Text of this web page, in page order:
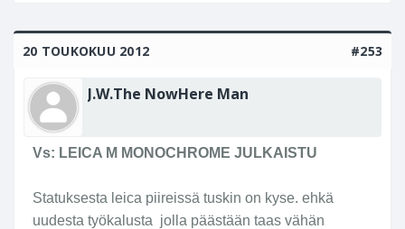
20 TOUKOKUU 2012 #253
J.W.The NowHere Man
Vs: LEICA M MONOCHROME JULKAISTU
Statuksesta leica piireissä tuskin on kyse. ehkä
uudesta työkalusta jolla päästään taas vähän